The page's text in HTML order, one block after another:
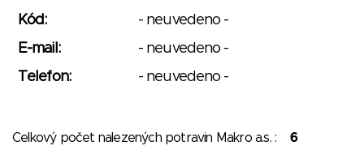
Kód:
- neuvedeno -
E-mail:
- neuvedeno -
Telefon:
- neuvedeno -
Celkový počet nalezených potravin Makro a.s. :6